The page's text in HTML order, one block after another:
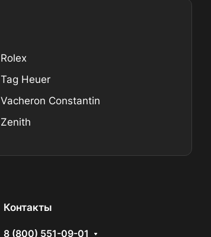
Rolex
Tag Heuer
Vacheron Constantin
Zenith
Контакты
8 (800) 551-09-01